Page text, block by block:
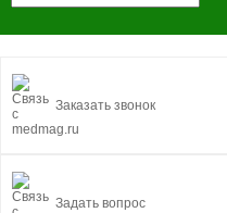
Заказать звонок
Задать вопрос